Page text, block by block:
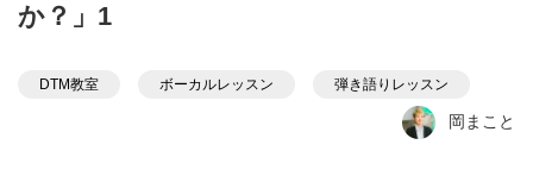
か？」1
DTM教室 ボーカルレッスン 弾き語りレッスン
岡まこと